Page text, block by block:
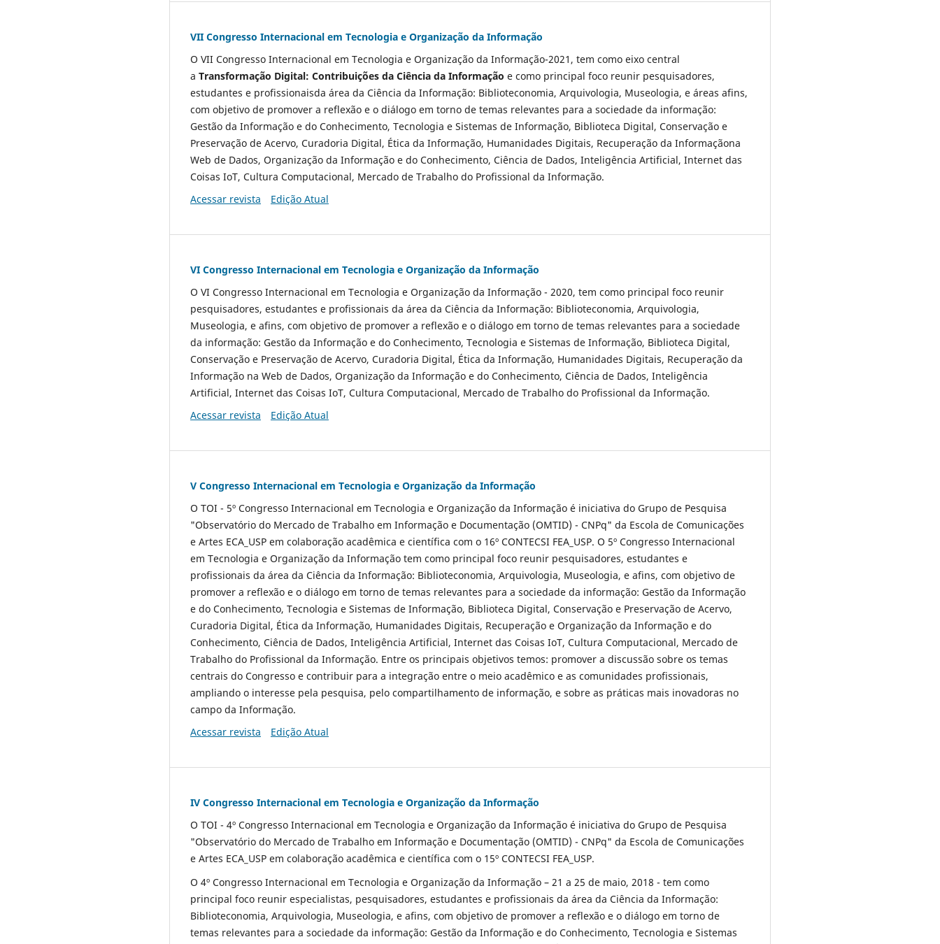
VII Congresso Internacional em Tecnologia e Organização da Informação
O VII Congresso Internacional em Tecnologia e Organização da Informação-2021, tem como eixo central
a Transformação Digital: Contribuições da Ciência da Informação e como principal foco reunir pesquisadores,
estudantes e profissionaisda área da Ciência da Informação: Biblioteconomia, Arquivologia, Museologia, e áreas afins,
com objetivo de promover a reflexão e o diálogo em torno de temas relevantes para a sociedade da informação:
Gestão da Informação e do Conhecimento, Tecnologia e Sistemas de Informação, Biblioteca Digital, Conservação e
Preservação de Acervo, Curadoria Digital, Ética da Informação, Humanidades Digitais, Recuperação da Informaçãona
Web de Dados, Organização da Informação e do Conhecimento, Ciência de Dados, Inteligência Artificial, Internet das
Coisas IoT, Cultura Computacional, Mercado de Trabalho do Profissional da Informação.
Acessar revista
Edição Atual
VI Congresso Internacional em Tecnologia e Organização da Informação
O VI Congresso Internacional em Tecnologia e Organização da Informação - 2020, tem como principal foco reunir
pesquisadores, estudantes e profissionais da área da Ciência da Informação: Biblioteconomia, Arquivologia,
Museologia, e afins, com objetivo de promover a reflexão e o diálogo em torno de temas relevantes para a sociedade
da informação: Gestão da Informação e do Conhecimento, Tecnologia e Sistemas de Informação, Biblioteca Digital,
Conservação e Preservação de Acervo, Curadoria Digital, Ética da Informação, Humanidades Digitais, Recuperação da
Informação na Web de Dados, Organização da Informação e do Conhecimento, Ciência de Dados, Inteligência
Artificial, Internet das Coisas IoT, Cultura Computacional, Mercado de Trabalho do Profissional da Informação.
Acessar revista
Edição Atual
V Congresso Internacional em Tecnologia e Organização da Informação
O TOI - 5º Congresso Internacional em Tecnologia e Organização da Informação é iniciativa do Grupo de Pesquisa
"Observatório do Mercado de Trabalho em Informação e Documentação (OMTID) - CNPq" da Escola de Comunicações
e Artes ECA_USP em colaboração acadêmica e científica com o 16º CONTECSI FEA_USP. O 5º Congresso Internacional
em Tecnologia e Organização da Informação tem como principal foco reunir pesquisadores, estudantes e
profissionais da área da Ciência da Informação: Biblioteconomia, Arquivologia, Museologia, e afins, com objetivo de
promover a reflexão e o diálogo em torno de temas relevantes para a sociedade da informação: Gestão da Informação
e do Conhecimento, Tecnologia e Sistemas de Informação, Biblioteca Digital, Conservação e Preservação de Acervo,
Curadoria Digital, Ética da Informação, Humanidades Digitais, Recuperação e Organização da Informação e do
Conhecimento, Ciência de Dados, Inteligência Artificial, Internet das Coisas IoT, Cultura Computacional, Mercado de
Trabalho do Profissional da Informação. Entre os principais objetivos temos: promover a discussão sobre os temas
centrais do Congresso e contribuir para a integração entre o meio acadêmico e as comunidades profissionais,
ampliando o interesse pela pesquisa, pelo compartilhamento de informação, e sobre as práticas mais inovadoras no
campo da Informação.
Acessar revista
Edição Atual
IV Congresso Internacional em Tecnologia e Organização da Informação
O TOI - 4º Congresso Internacional em Tecnologia e Organização da Informação é iniciativa do Grupo de Pesquisa
"Observatório do Mercado de Trabalho em Informação e Documentação (OMTID) - CNPq" da Escola de Comunicações
e Artes ECA_USP em colaboração acadêmica e científica com o 15º CONTECSI FEA_USP.
O 4º Congresso Internacional em Tecnologia e Organização da Informação – 21 a 25 de maio, 2018 - tem como
principal foco reunir especialistas, pesquisadores, estudantes e profissionais da área da Ciência da Informação:
Biblioteconomia, Arquivologia, Museologia, e afins, com objetivo de promover a reflexão e o diálogo em torno de
temas relevantes para a sociedade da informação: Gestão da Informação e do Conhecimento, Tecnologia e Sistemas